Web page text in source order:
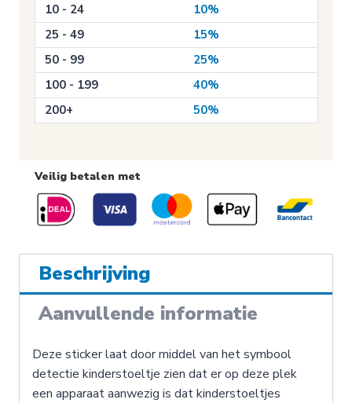
aantal
10 - 24
10%
25 - 49
15%
50 - 99
25%
100 - 199
40%
200+
50%
Veilig betalen met
Beschrijving
Aanvullende informatie
Deze sticker laat door middel van het symbool
detectie kinderstoeltje zien dat er op deze plek
een apparaat aanwezig is dat kinderstoeltjes